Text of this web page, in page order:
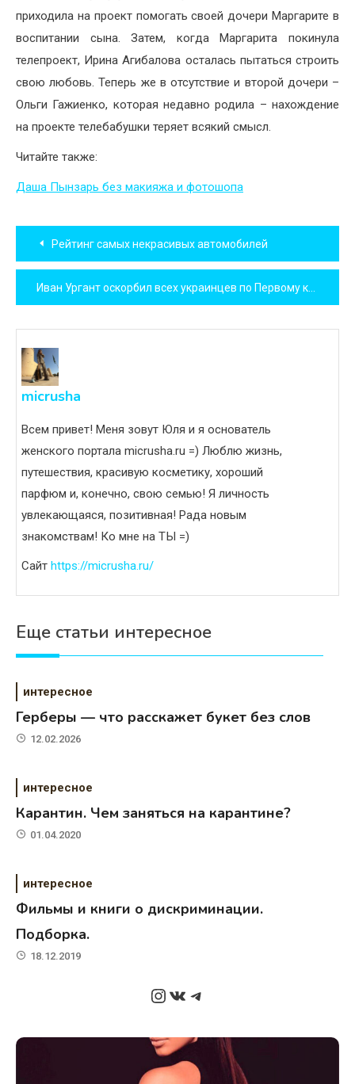
приходила на проект помогать своей дочери Маргарите в
воспитании сына. Затем, когда Маргарита покинула
телепроект, Ирина Агибалова осталась пытаться строить
свою любовь. Теперь же в отсутствие и второй дочери –
Ольги Гажиенко, которая недавно родила – нахождение
на проекте телебабушки теряет всякий смысл.
Читайте также:
Даша Пынзарь без макияжа и фотошопа
Навигация
по
записям
Рейтинг самых некрасивых автомобилей
Иван Ургант оскорбил всех украинцев по Первому каналу
micrusha
Всем привет! Меня зовут Юля и я основатель
женского портала micrusha.ru =) Люблю жизнь,
путешествия, красивую косметику, хороший
парфюм и, конечно, свою семью! Я личность
увлекающаяся, позитивная! Рада новым
знакомствам! Ко мне на ТЫ =)
Сайт https://micrusha.ru/
Еще статьи интересное
интересное
Герберы — что расскажет букет без слов
12.02.2026
интересное
Карантин. Чем заняться на карантине?
01.04.2020
интересное
Фильмы и книги о дискриминации.
Подборка.
18.12.2019
Instagram
ВКонтакте
Telegram